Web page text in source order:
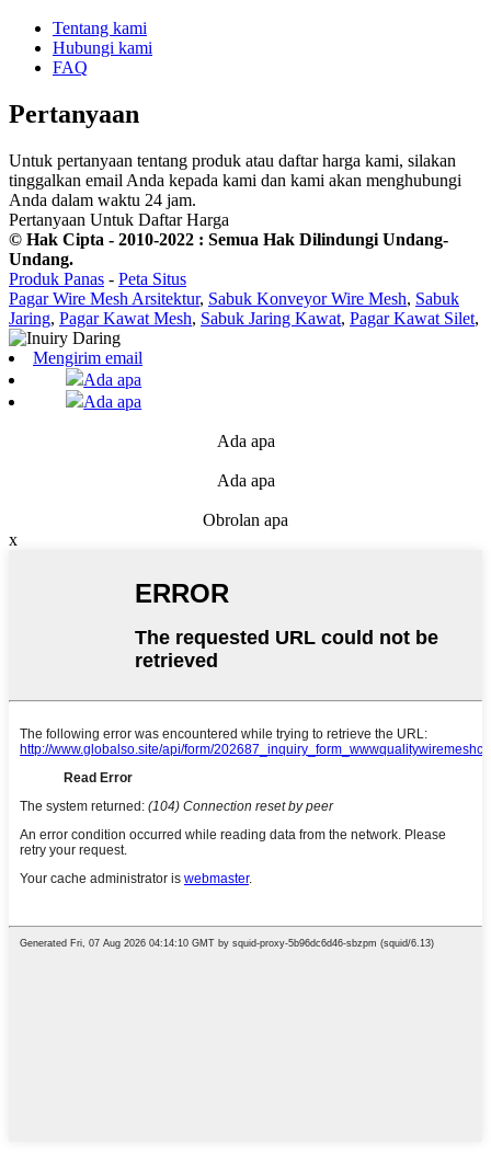
Tentang kami
Hubungi kami
FAQ
Pertanyaan
Untuk pertanyaan tentang produk atau daftar harga kami, silakan
tinggalkan email Anda kepada kami dan kami akan menghubungi
Anda dalam waktu 24 jam.
Pertanyaan Untuk Daftar Harga
© Hak Cipta - 2010-2022 : Semua Hak Dilindungi Undang-
Undang.
Produk Panas - Peta Situs
Pagar Wire Mesh Arsitektur, Sabuk Konveyor Wire Mesh, Sabuk
Jaring, Pagar Kawat Mesh, Sabuk Jaring Kawat, Pagar Kawat Silet,
Mengirim email
Ada apa
Ada apa
Ada apa
Ada apa
Obrolan apa
x